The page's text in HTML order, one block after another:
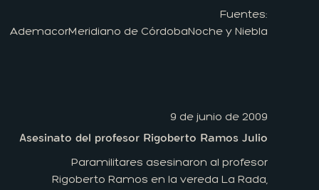
Fuentes:
AdemacorMeridiano de CórdobaNoche y Niebla
9 de junio de 2009
Asesinato del profesor Rigoberto Ramos Julio
Paramilitares asesinaron al profesor
Rigoberto Ramos en la vereda La Rada,